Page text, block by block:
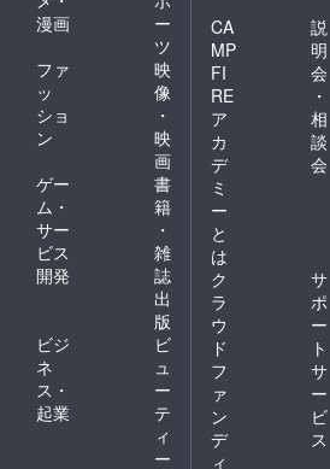
漫画
ー
ツ
ファ
ッ
ショ
ン
映
像
・
映
画
ゲー
ム・
サー
ビス
開発
書
籍
・
雑
誌
出
版
ビジ
ネ
ス・
起業
ビ
ュ
ー
テ
ィ
ー
CA
MP
FI
RE
ア
カ
デ
ミ
ー
と
は
説
明
会
・
相
談
会
ク
ラ
ウ
ド
フ
ァ
ン
デ
ィ
サ
ポ
ー
ト
サ
ー
ビ
ス